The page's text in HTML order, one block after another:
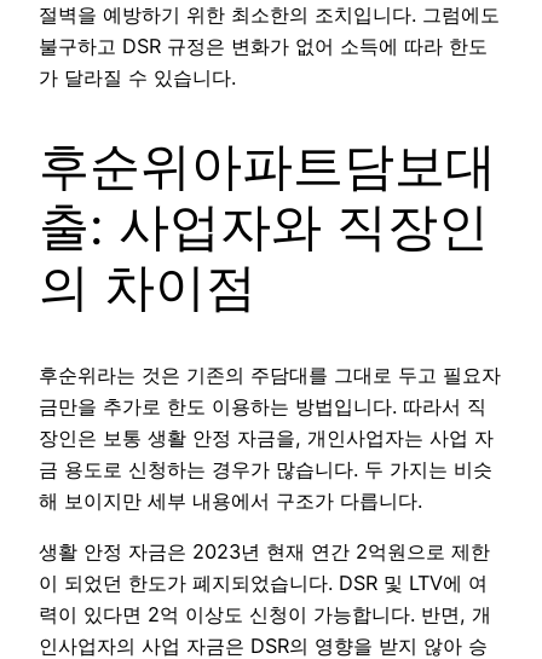
절벽을 예방하기 위한 최소한의 조치입니다. 그럼에도
불구하고 DSR 규정은 변화가 없어 소득에 따라 한도
가 달라질 수 있습니다.
후순위아파트담보대
출: 사업자와 직장인
의 차이점
후순위라는 것은 기존의 주담대를 그대로 두고 필요자
금만을 추가로 한도 이용하는 방법입니다. 따라서 직
장인은 보통 생활 안정 자금을, 개인사업자는 사업 자
금 용도로 신청하는 경우가 많습니다. 두 가지는 비슷
해 보이지만 세부 내용에서 구조가 다릅니다.
생활 안정 자금은 2023년 현재 연간 2억원으로 제한
이 되었던 한도가 폐지되었습니다. DSR 및 LTV에 여
력이 있다면 2억 이상도 신청이 가능합니다. 반면, 개
인사업자의 사업 자금은 DSR의 영향을 받지 않아 승